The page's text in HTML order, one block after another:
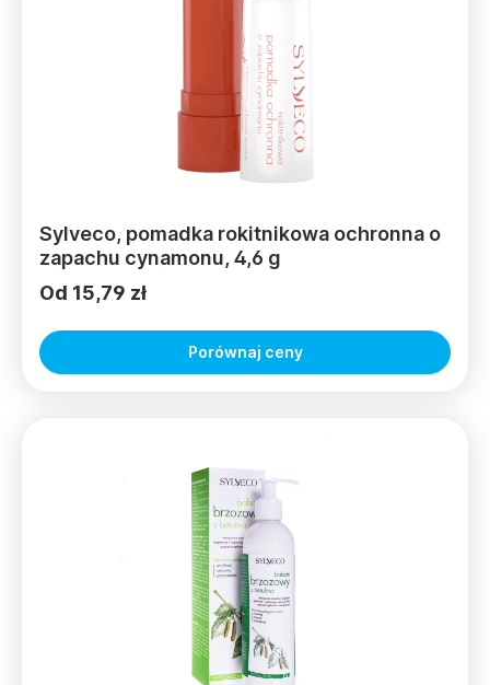
Sylveco, pomadka rokitnikowa ochronna o
zapachu cynamonu, 4,6 g
Od 15,79 zł
Porównaj ceny